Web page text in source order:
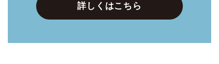
詳しくはこちら